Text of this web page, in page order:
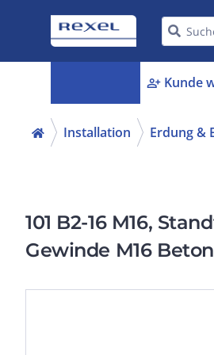
person_add Kunde
Installation Erdung &
101 B2-16 M16,
Gewinde M16 Beton